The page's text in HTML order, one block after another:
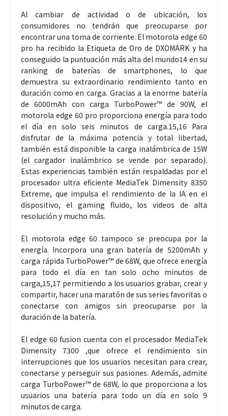
Al cambiar de actividad o de ubicación, los
consumidores no tendrán que preocuparse por
encontrar una toma de corriente. El motorola edge 60
pro ha recibido la Etiqueta de Oro de DXOMARK y ha
conseguido la puntuación más alta del mundo14 en su
ranking de baterías de smartphones, lo que
demuestra su extraordinario rendimiento tanto en
duración como en carga. Gracias a la enorme batería
de 6000mAh con carga TurboPower™ de 90W, el
motorola edge 60 pro proporciona energía para todo
el día en solo seis minutos de carga.15,16 Para
disfrutar de la máxima potencia y total libertad,
también está disponible la carga inalámbrica de 15W
(el cargador inalámbrico se vende por separado).
Estas experiencias también están respaldadas por el
procesador ultra eficiente MediaTek Dimensity 8350
Extreme, que impulsa el rendimiento de la IA en el
dispositivo, el gaming fluido, los videos de alta
resolución y mucho más.
El motorola edge 60 tampoco se preocupa por la
energía. Incorpora una gran batería de 5200mAh y
carga rápida TurboPower™ de 68W, que ofrece energía
para todo el día en tan solo ocho minutos de
carga,15,17 permitiendo a los usuarios grabar, crear y
compartir, hacer una maratón de sus series favoritas o
conectarse con amigos sin preocuparse por la
duración de la batería.
El edge 60 fusion cuenta con el procesador MediaTek
Dimensity 7300 ,que ofrece el rendimiento sin
interrupciones que los usuarios necesitan para crear,
conectarse y perseguir sus pasiones. Además, admite
carga TurboPower™ de 68W, lo que proporciona a los
usuarios una batería para todo un día en solo 9
minutos de carga.